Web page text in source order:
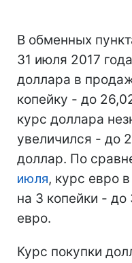
В обменных
31 июля 2017
доллара в
копейку - до
курс доллара
увеличился - до
доллар. По
июля, курс евро
на 3 копейки - до
евро.
Курс покупки